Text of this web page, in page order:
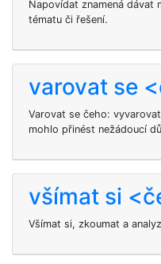
Napovídat znamená dávat
tématu či řešení.
varovat se
Varovat se čeho:
mohlo přinést nežádoucí
všímat si
Všímat si, zkoumat a